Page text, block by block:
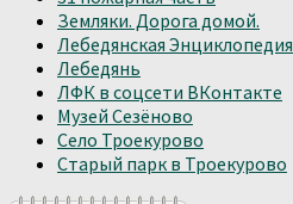
Земляки. Дорога домой.
Лебедянская Энциклопедия
Лебедянь
ЛФК в соцсети ВКонтакте
Музей Сезёново
Село Троекурово
Старый парк в Троекурово